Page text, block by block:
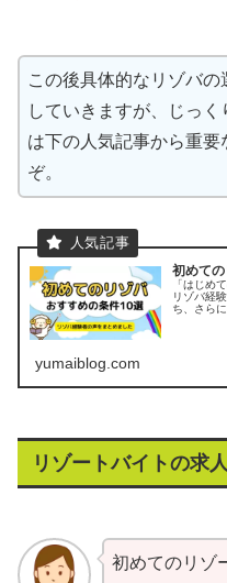
この後具体的なリゾバ
していきますが、じっく
は下の人気記事から重要
ぞ。
初めて
「はじめ
リゾバ経
ち、さら
yumaiblog.com
リゾートバイトの求
初めてのリゾ